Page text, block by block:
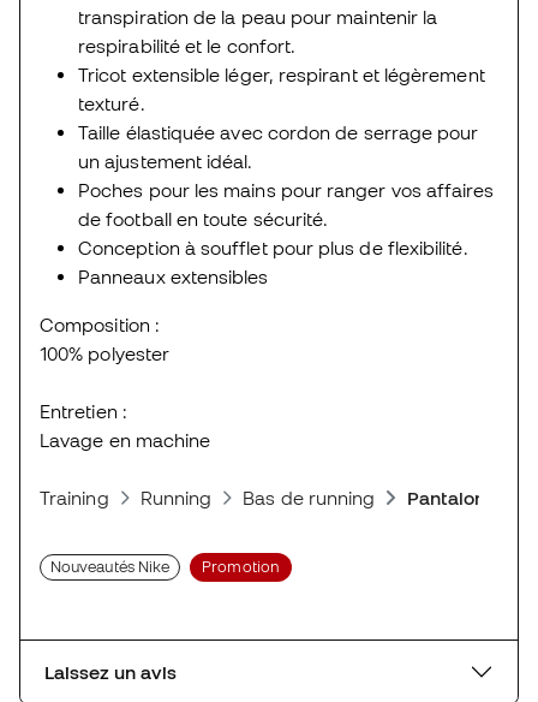
transpiration de la peau pour maintenir la
respirabilité et le confort.
Tricot extensible léger, respirant et légèrement
texturé.
Taille élastiquée avec cordon de serrage pour
un ajustement idéal.
Poches pour les mains pour ranger vos affaires
de football en toute sécurité.
Conception à soufflet pour plus de flexibilité.
Panneaux extensibles
Composition :
100% polyester
Entretien :
Lavage en machine
Training Running Bas de running Pantalons
Nouveautés Nike Promotion
Laissez un avis